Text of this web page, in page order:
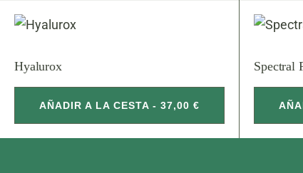
Hyalurox
AÑADIR A LA CESTA - 37,00 €
Spectral